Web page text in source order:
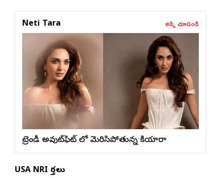
Neti Tara అన్నీ చూడండి
ట్రెండీ అవుట్‌ఫిట్ లో మెరిసిపోతున్న కియారా
USA NRI వార్తలు